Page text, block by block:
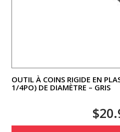
OUTIL À COINS RIGIDE EN
1/4PO) DE DIAMÈTRE – GRIS
$